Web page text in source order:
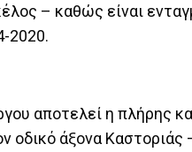
– καθώς είναι
2020.
αποτελεί η πλήρης
οδικό άξονα Καστοριάς